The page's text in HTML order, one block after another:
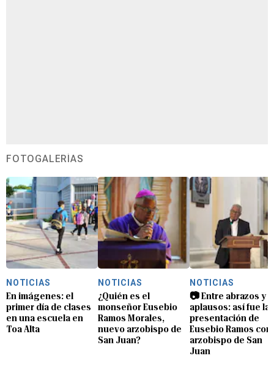
FOTOGALERÍAS
NOTICIAS
En imágenes: el
primer día de clases
en una escuela en
Toa Alta
NOTICIAS
¿Quién es el
monseñor Eusebio
Ramos Morales,
nuevo arzobispo de
San Juan?
NOTICIAS
📷 Entre abrazos y
aplausos: así fue la
presentación de
Eusebio Ramos
arzobispo de San
Juan